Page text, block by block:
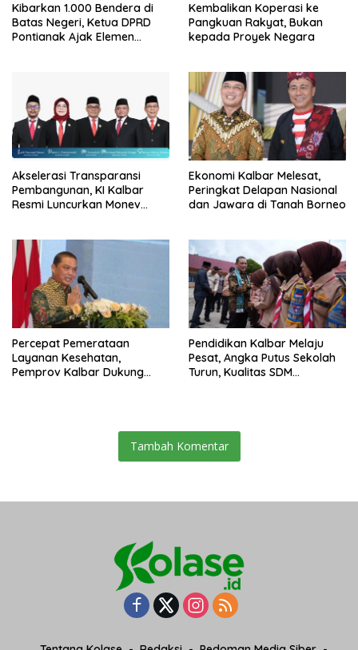
Kibarkan 1.000 Bendera di
Batas Negeri, Ketua DPRD
Pontianak Ajak Elemen
Kembalikan Koperasi ke
Pangkuan Rakyat, Bukan
kepada Proyek Negara
Akselerasi Transparansi
Pembangunan, KI Kalbar
Resmi Luncurkan Monev
Ekonomi Kalbar Melesat,
Peringkat Delapan Nasional
dan Jawara di Tanah Borneo
Percepat Pemerataan
Layanan Kesehatan,
Pemprov Kalbar Dukung
Pendidikan Kalbar Melaju
Pesat, Angka Putus Sekolah
Turun, Kualitas SDM
Tambah Komentar